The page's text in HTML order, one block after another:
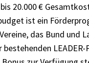
20.000 €
ist ein
das Bund und
bestehenden